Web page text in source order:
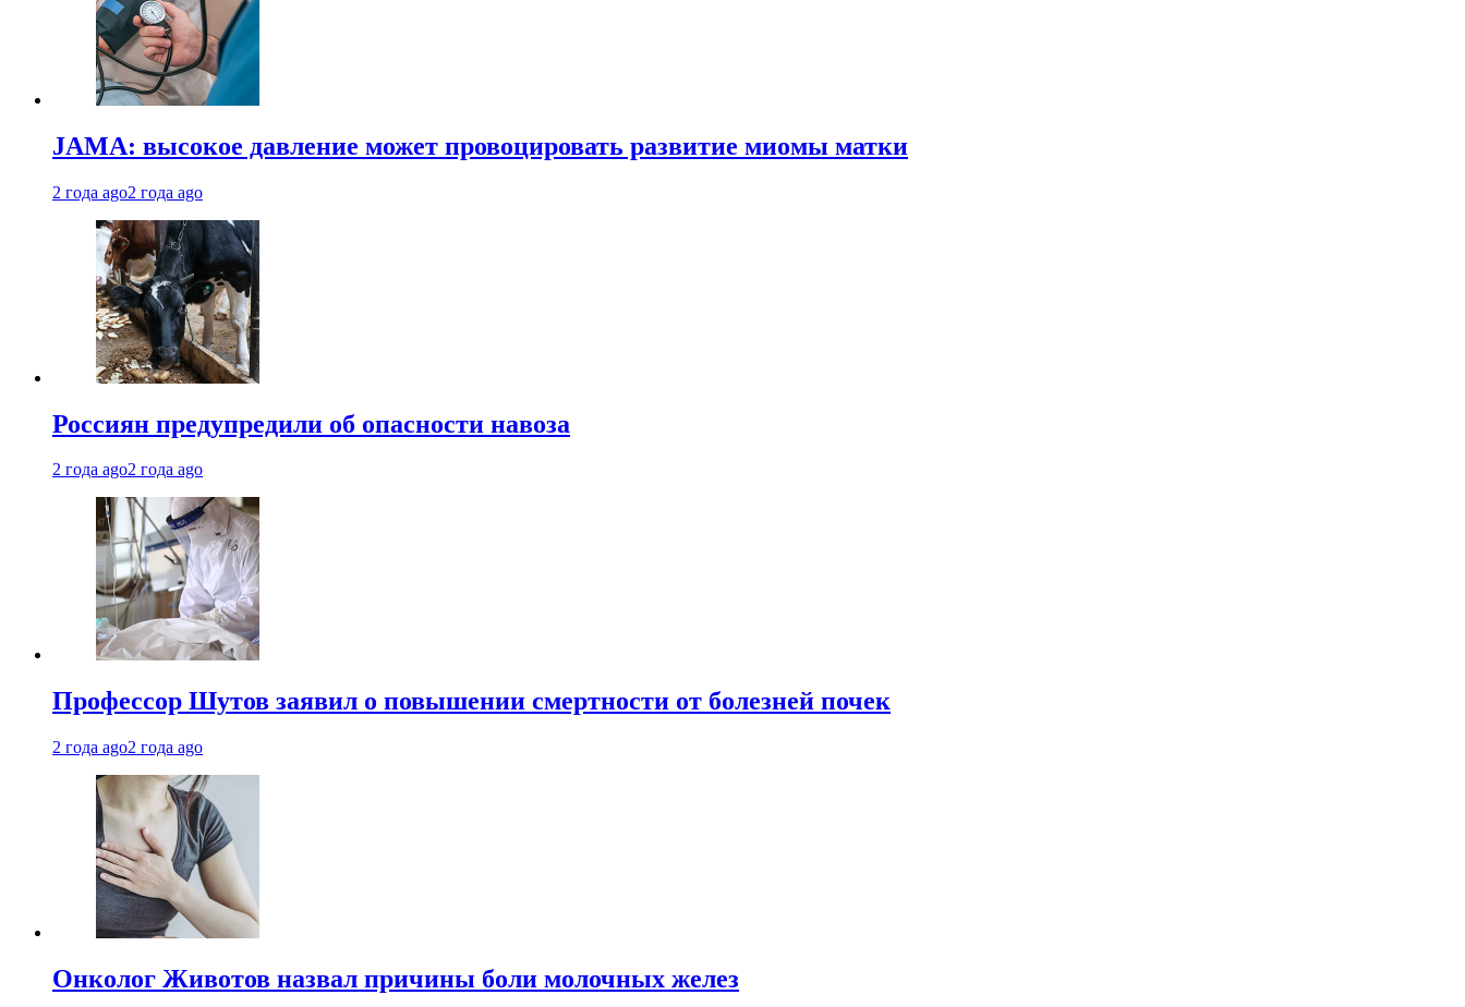
JAMA: высокое давление может провоцировать развитие миомы матки
2 года ago2 года ago
Россиян предупредили об опасности навоза
2 года ago2 года ago
Профессор Шутов заявил о повышении смертности от болезней почек
2 года ago2 года ago
Онколог Животов назвал причины боли молочных желез